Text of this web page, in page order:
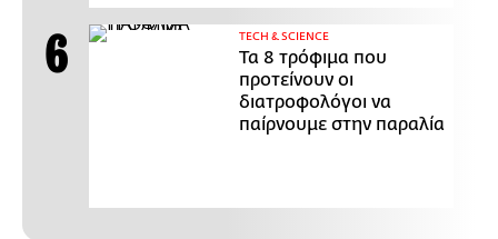
ΤECH & SCIENCE
Τα 8 τρόφιμα που
προτείνουν οι
διατροφολόγοι να
παίρνουμε στην παραλία